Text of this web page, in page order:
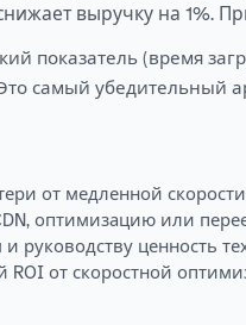
выручку на 1%.
показатель (время
самый убедительный
от медленной скорости
оптимизацию или
руководству ценность
ROI от скоростной